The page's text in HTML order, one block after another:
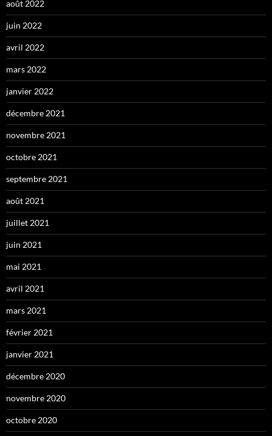
août 2022
juin 2022
avril 2022
mars 2022
janvier 2022
décembre 2021
novembre 2021
octobre 2021
septembre 2021
août 2021
juillet 2021
juin 2021
mai 2021
avril 2021
mars 2021
février 2021
janvier 2021
décembre 2020
novembre 2020
octobre 2020